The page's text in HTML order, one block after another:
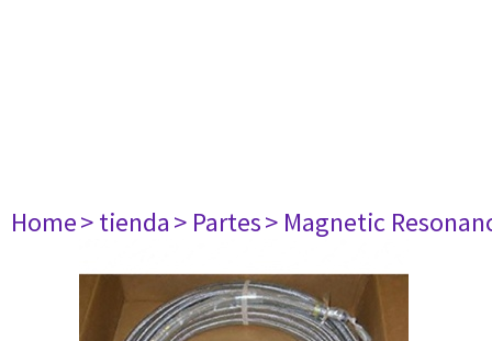
Home> tienda> Partes> Magnetic